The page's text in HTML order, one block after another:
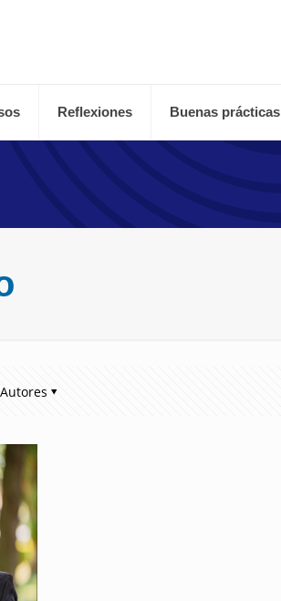
Reflexiones Buenas prácticas
Autores